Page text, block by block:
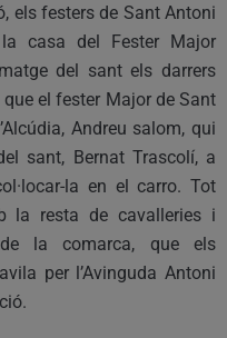
els festers de Sant Antoni
casa del Fester Major
del sant els darrers
el fester Major de Sant
Andreu salom, qui
sant, Bernat Trascolí, a
la en el carro. Tot
la resta de cavalleries i
la comarca, que els
per l’Avinguda Antoni